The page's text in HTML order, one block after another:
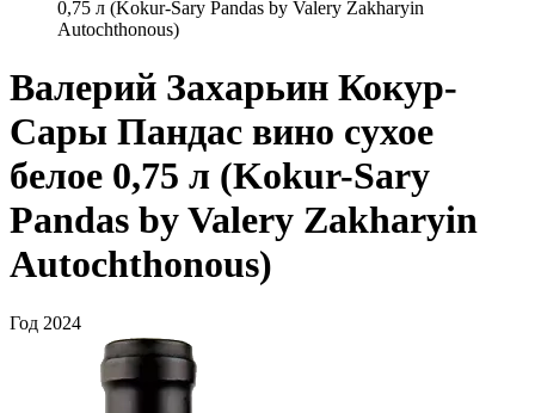
0,75 л (Kokur-Sary Pandas by Valery Zakharyin
Autochthonous)
Валерий Захарьин Кокур-
Сары Пандас вино сухое
белое 0,75 л (Kokur-Sary
Pandas by Valery Zakharyin
Autochthonous)
Год 2024